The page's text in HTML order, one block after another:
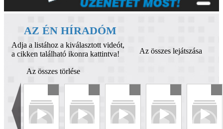
AZ ÉN HÍRADÓM
Adja a listához a kiválasztott videót,
a cikken található ikonra kattintva!
Az összes lejátszása
Az összes törlése